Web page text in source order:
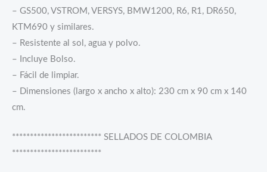
– GS500, VSTROM, VERSYS, BMW1200, R6, R1, DR650,
KTM690 y similares.
– Resistente al sol, agua y polvo.
– Incluye Bolso.
– Fácil de limpiar.
– Dimensiones (largo x ancho x alto): 230 cm x 90 cm x 140
cm.
************************* SELLADOS DE COLOMBIA
*************************